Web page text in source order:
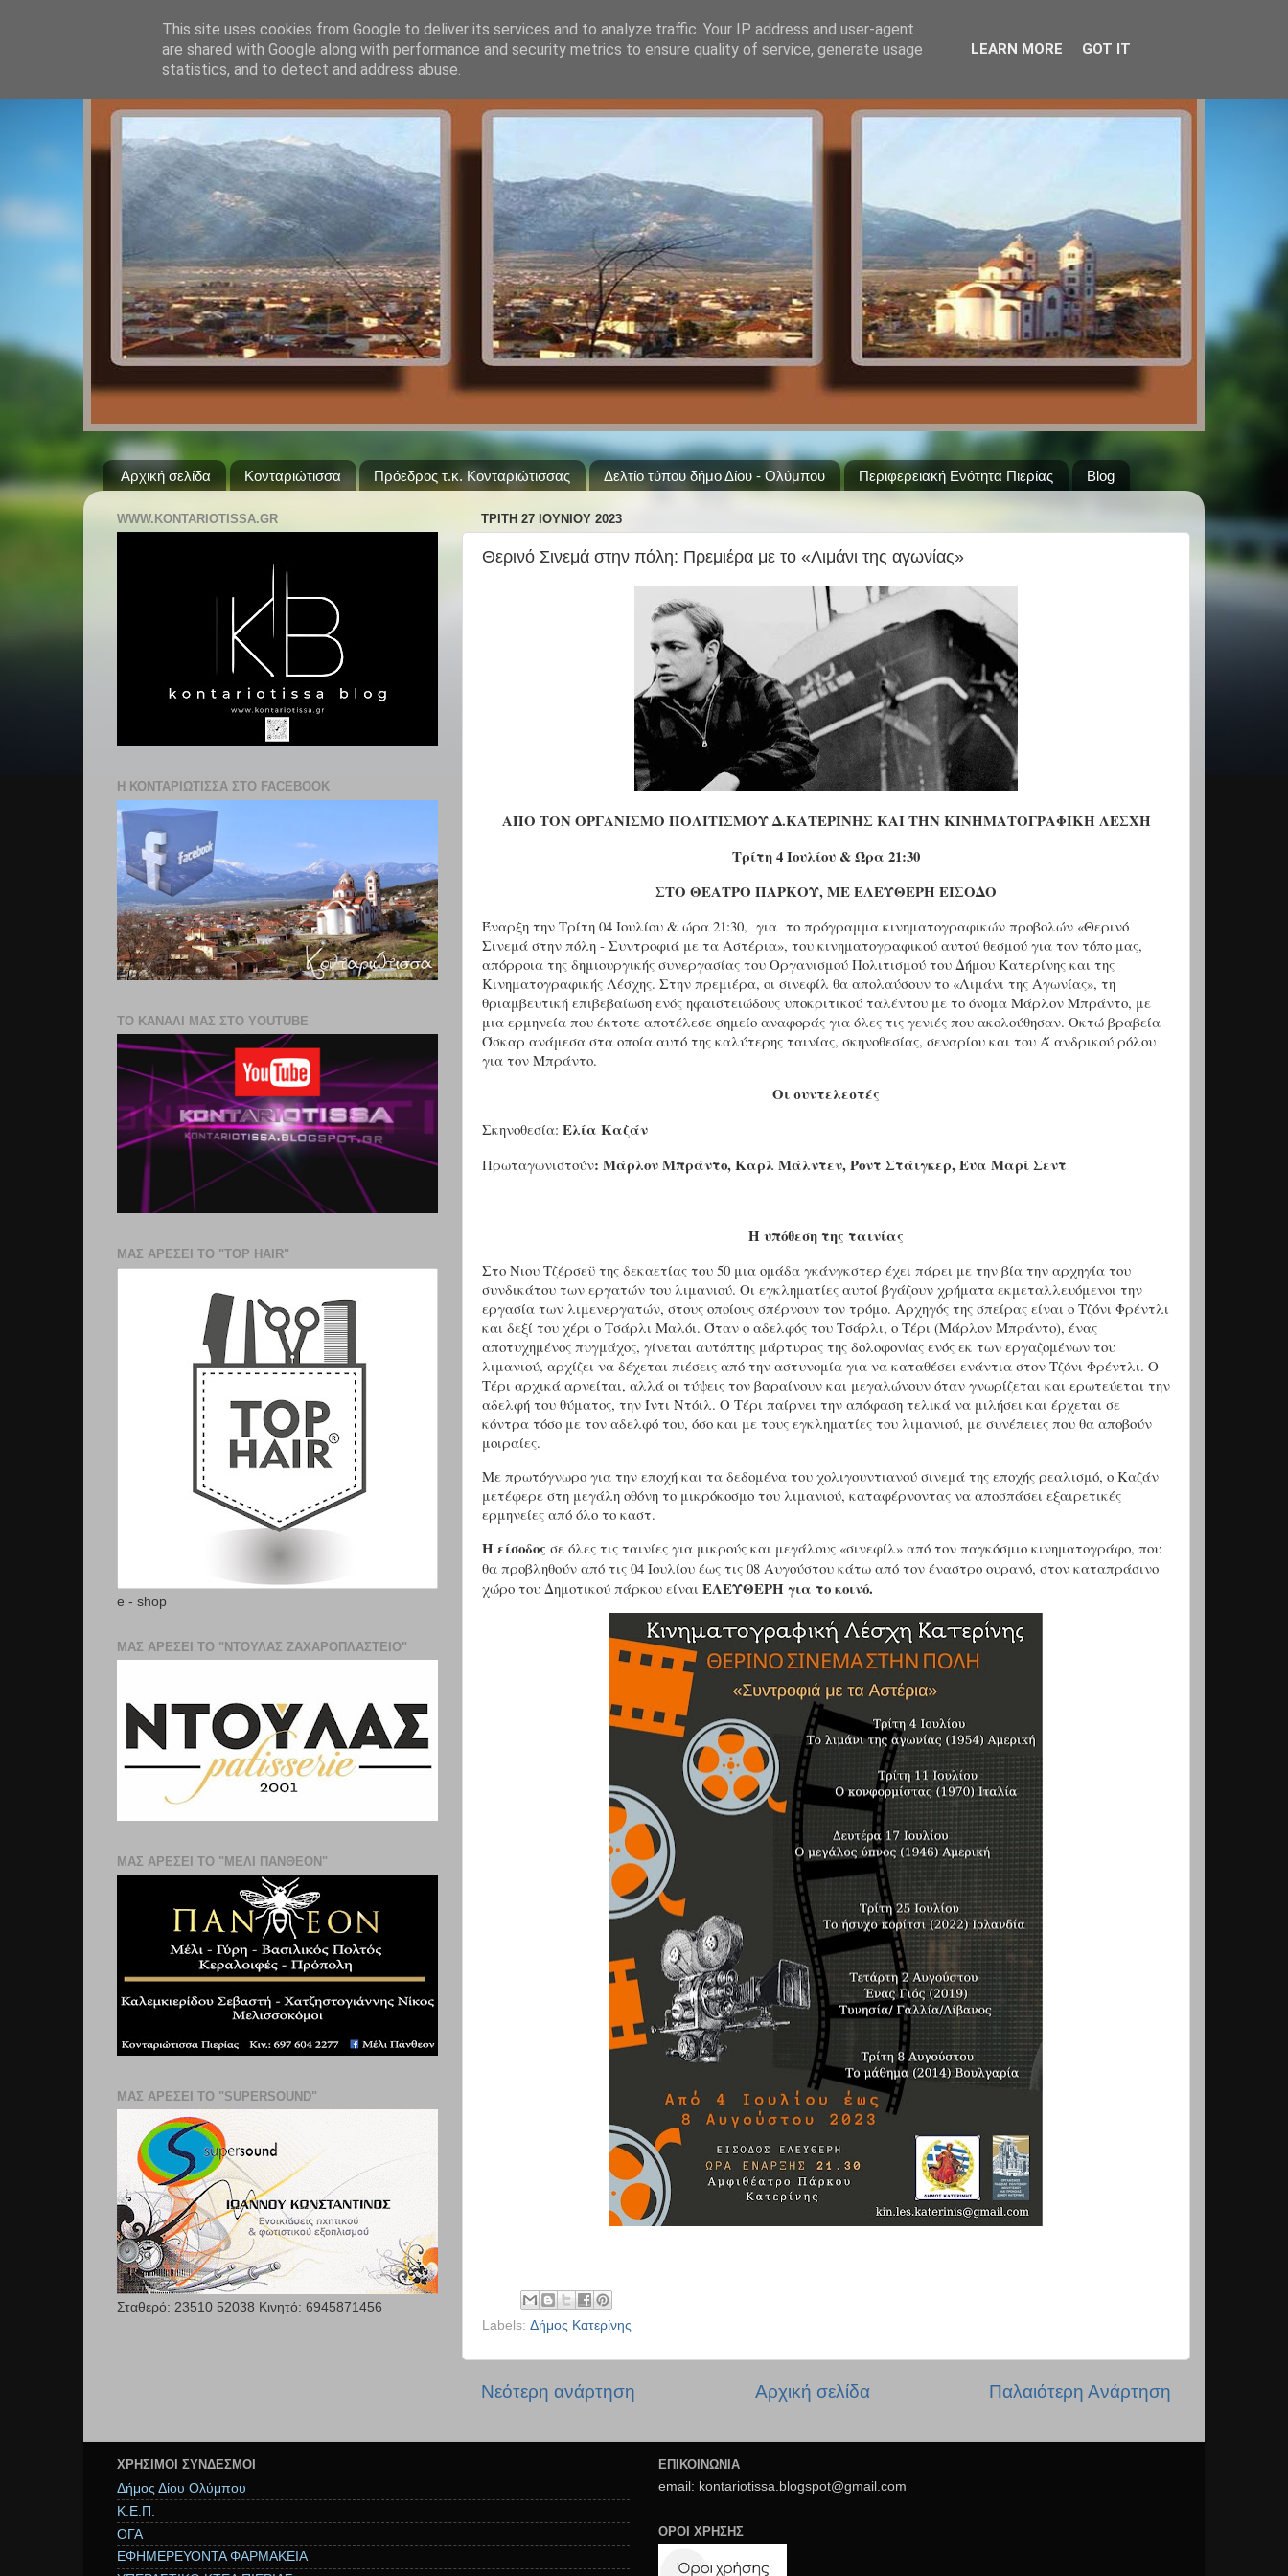
Αρχική σελίδα Κονταριώτισσα Πρόεδρος τ.κ. Κονταριώτισσας Δελτίο τύπου δήμο Δίου - Ολύμπου Περιφερειακή Ενότητα Πιερίας Blog
ΤΡΊΤΗ 27 ΙΟΥΝΊΟΥ 2023
Θερινό Σινεμά στην πόλη: Πρεμιέρα με το «Λιμάνι της αγωνίας»
ΑΠΟ ΤΟΝ ΟΡΓΑΝΙΣΜΟ ΠΟΛΙΤΙΣΜΟΥ Δ.ΚΑΤΕΡΙΝΗΣ ΚΑΙ ΤΗΝ ΚΙΝΗΜΑΤΟΓΡΑΦΙΚΗ ΛΕΣΧΗ
Τρίτη 4 Ιουλίου & Ώρα 21:30
ΣΤΟ ΘΕΑΤΡΟ ΠΑΡΚΟΥ, ΜΕ ΕΛΕΥΘΕΡΗ ΕΙΣΟΔΟ
Έναρξη την Τρίτη 04 Ιουλίου & ώρα 21:30, για το πρόγραμμα κινηματογραφικών προβολών «Θερινό
Σινεμά στην πόλη - Συντροφιά με τα Αστέρια», του κινηματογραφικού αυτού θεσμού για τον τόπο μας,
απόρροια της δημιουργικής συνεργασίας του Οργανισμού Πολιτισμού του Δήμου Κατερίνης και της
Κινηματογραφικής Λέσχης. Στην πρεμιέρα, οι σινεφίλ θα απολαύσουν το «Λιμάνι της Αγωνίας», τη
θριαμβευτική επιβεβαίωση ενός ηφαιστειώδους υποκριτικού ταλέντου με το όνομα Μάρλον Μπράντο, με
μια ερμηνεία που έκτοτε αποτέλεσε σημείο αναφοράς για όλες τις γενιές που ακολούθησαν. Οκτώ βραβεία
Όσκαρ ανάμεσα στα οποία αυτό της καλύτερης ταινίας, σκηνοθεσίας, σεναρίου και του Ά ανδρικού ρόλου
για τον Μπράντο.
Οι συντελεστές
Σκηνοθεσία: Ελία Καζάν
Πρωταγωνιστούν: Μάρλον Μπράντο, Καρλ Μάλντεν, Ροντ Στάιγκερ, Ευα Μαρί Σεντ
Η υπόθεση της ταινίας
Στο Νιου Τζέρσεϋ της δεκαετίας του 50 μια ομάδα γκάνγκστερ έχει πάρει με την βία την αρχηγία του
συνδικάτου των εργατών του λιμανιού. Οι εγκληματίες αυτοί βγάζουν χρήματα εκμεταλλευόμενοι την
εργασία των λιμενεργατών, στους οποίους σπέρνουν τον τρόμο. Αρχηγός της σπείρας είναι ο Τζόνι Φρέντλι
και δεξί του χέρι ο Τσάρλι Μαλόι. Όταν ο αδελφός του Τσάρλι, ο Τέρι (Μάρλον Μπράντο), ένας
αποτυχημένος πυγμάχος, γίνεται αυτόπτης μάρτυρας της δολοφονίας ενός εκ των εργαζομένων του
λιμανιού, αρχίζει να δέχεται πιέσεις από την αστυνομία για να καταθέσει ενάντια στον Τζόνι Φρέντλι. Ο
Τέρι αρχικά αρνείται, αλλά οι τύψεις τον βαραίνουν και μεγαλώνουν όταν γνωρίζεται και ερωτεύεται την
αδελφή του θύματος, την Ίντι Ντόιλ. Ο Τέρι παίρνει την απόφαση τελικά να μιλήσει και έρχεται σε
κόντρα τόσο με τον αδελφό του, όσο και με τους εγκληματίες του λιμανιού, με συνέπειες που θα αποβούν
μοιραίες.
Με πρωτόγνωρο για την εποχή και τα δεδομένα του χολιγουντιανού σινεμά της εποχής ρεαλισμό, ο Καζάν
μετέφερε στη μεγάλη οθόνη το μικρόκοσμο του λιμανιού, καταφέρνοντας να αποσπάσει εξαιρετικές
ερμηνείες από όλο το καστ.
Η είσοδος σε όλες τις ταινίες για μικρούς και μεγάλους «σινεφίλ» από τον παγκόσμιο κινηματογράφο, που
θα προβληθούν από τις 04 Ιουλίου έως τις 08 Αυγούστου κάτω από τον έναστρο ουρανό, στον καταπράσινο
χώρο του Δημοτικού πάρκου είναι ΕΛΕΥΘΕΡΗ για το κοινό.
Labels: Δήμος Κατερίνης
Νεότερη ανάρτηση Παλαιότερη Ανάρτηση
Αρχική σελίδα
WWW.KONTARIOTISSA.GR
Η ΚΟΝΤΑΡΙΩΤΙΣΣΑ ΣΤΟ FACEBOOK
ΤΟ ΚΑΝΑΛΙ ΜΑΣ ΣΤΟ YOUTUBE
ΜΑΣ ΑΡΕΣΕΙ ΤΟ "TOP HAIR"
e - shop
ΜΑΣ ΑΡΕΣΕΙ ΤΟ "ΝΤΟΥΛΑΣ ΖΑΧΑΡΟΠΛΑΣΤΕΊΟ"
ΜΑΣ ΑΡΕΣΕΙ ΤΟ "ΜΕΛΙ ΠΑΝΘΕΟΝ"
ΜΑΣ ΑΡΕΣΕΙ ΤΟ "SUPERSOUND"
Σταθερό: 23510 52038 Κινητό: 6945871456
ΧΡΉΣΙΜΟΙ ΣΥΝΔΕΣΜΟΙ
Δήμος Δίου Ολύμπου
Κ.Ε.Π.
ΟΓΑ
ΕΦΗΜΕΡΕΥΟΝΤΑ ΦΑΡΜΑΚΕΙΑ
ΕΠΙΚΟΙΝΩΝΙΑ
email: kontariotissa.blogspot@gmail.com
ΟΡΟΙ ΧΡΗΣΗΣ
This site uses cookies from Google to deliver its services and to analyze traffic. Your IP address and user-agent
are shared with Google along with performance and security metrics to ensure quality of service, generate usage
statistics, and to detect and address abuse.
LEARN MORE GOT IT